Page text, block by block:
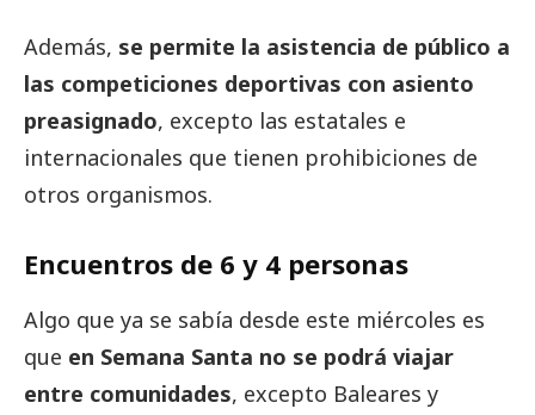
Además, se permite la asistencia de público a
las competiciones deportivas con asiento
preasignado, excepto las estatales e
internacionales que tienen prohibiciones de
otros organismos.
Encuentros de 6 y 4 personas
Algo que ya se sabía desde este miércoles es
que en Semana Santa no se podrá viajar
entre comunidades, excepto Baleares y